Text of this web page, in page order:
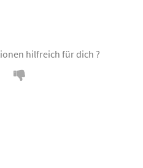
hilfreich für dich ?